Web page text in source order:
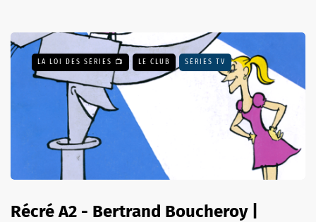
LA LOI DES SÉRIES 📺 LE CLUB SÉRIES TV
Récré A2 - Bertrand Boucheroy |